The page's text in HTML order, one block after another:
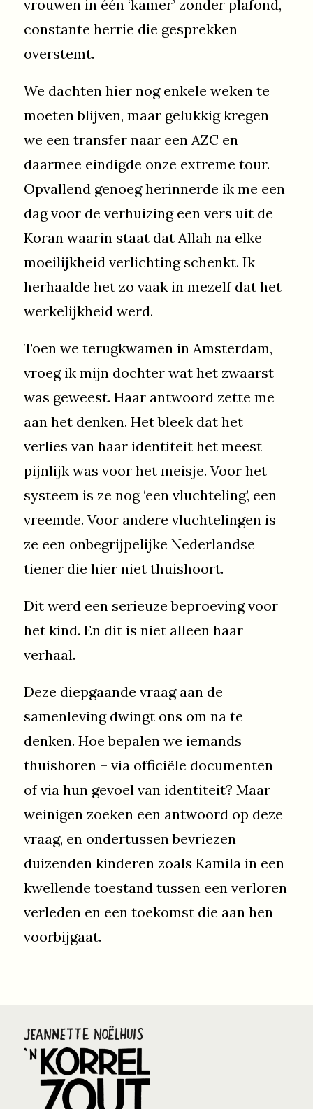
vrouwen in één ‘kamer’ zonder plafond,
constante herrie die gesprekken
overstemt.
We dachten hier nog enkele weken te
moeten blijven, maar gelukkig kregen
we een transfer naar een AZC en
daarmee eindigde onze extreme tour.
Opvallend genoeg herinnerde ik me een
dag voor de verhuizing een vers uit de
Koran waarin staat dat Allah na elke
moeilijkheid verlichting schenkt. Ik
herhaalde het zo vaak in mezelf dat het
werkelijkheid werd.
Toen we terugkwamen in Amsterdam,
vroeg ik mijn dochter wat het zwaarst
was geweest. Haar antwoord zette me
aan het denken. Het bleek dat het
verlies van haar identiteit het meest
pijnlijk was voor het meisje. Voor het
systeem is ze nog ‘een vluchteling’, een
vreemde. Voor andere vluchtelingen is
ze een onbegrijpelijke Nederlandse
tiener die hier niet thuishoort.
Dit werd een serieuze beproeving voor
het kind. En dit is niet alleen haar
verhaal.
Deze diepgaande vraag aan de
samenleving dwingt ons om na te
denken. Hoe bepalen we iemands
thuishoren – via officiële documenten
of via hun gevoel van identiteit? Maar
weinigen zoeken een antwoord op deze
vraag, en ondertussen bevriezen
duizenden kinderen zoals Kamila in een
kwellende toestand tussen een verloren
verleden en een toekomst die aan hen
voorbijgaat.